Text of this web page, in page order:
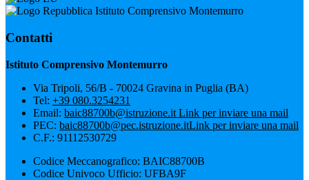
Istituto Comprensivo Montemurro
Contatti
Istituto Comprensivo Montemurro
Via Tripoli, 56/B - 70024 Gravina in Puglia (BA)
Tel: +39 080.3254231
Email: baic88700b@istruzione.it Link per inviare una mail
PEC: baic88700b@pec.istruzione.itLink per inviare una mail
C.F.: 91112530729
Codice Meccanografico: BAIC88700B
Codice Univoco Ufficio: UFBA9F